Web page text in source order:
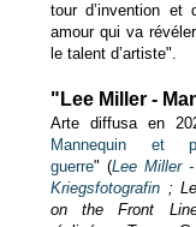
tour d’invention et
amour qui va
le talent d’artiste".
"Lee Miller -
Arte diffusa en
Mannequin et
guerre" (Lee Miller
Kriegsfotografin ;
on the Front